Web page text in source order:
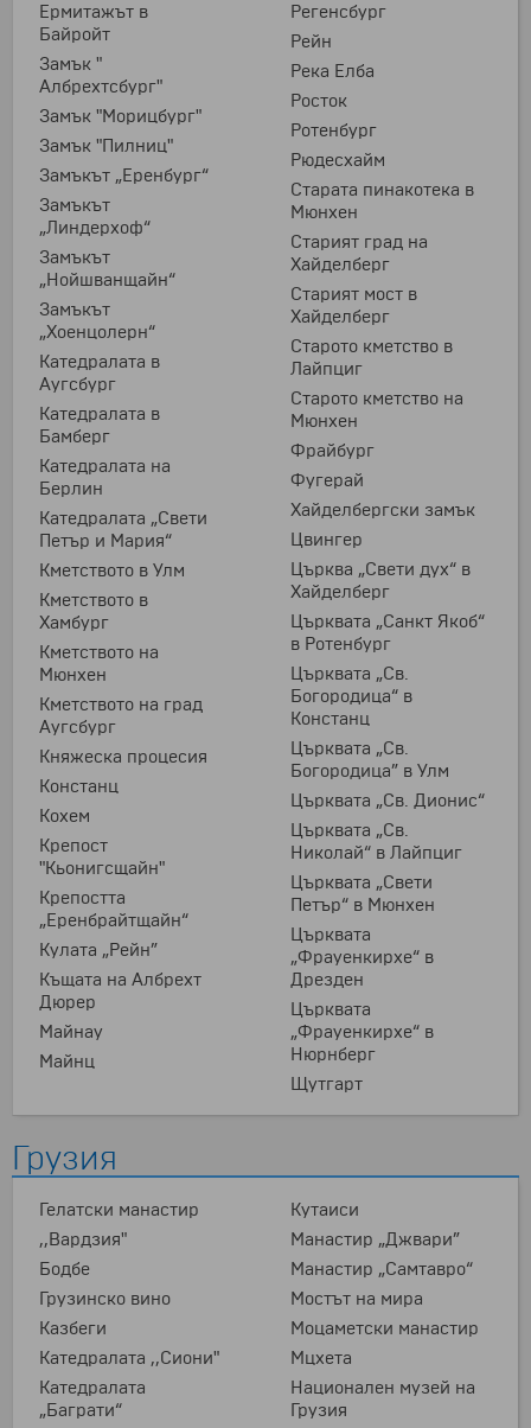
Ермитажът в
Байройт
Замък "
Албрехтсбург"
Замък "Морицбург"
Замък "Пилниц"
Замъкът „Еренбург“
Замъкът
„Линдерхоф“
Замъкът
„Нойшванщайн“
Замъкът
„Хоенцолерн“
Катедралата в
Аугсбург
Катедралата в
Бамберг
Катедралата на
Берлин
Катедралата „Свети
Петър и Мария“
Кметството в Улм
Кметството в
Хамбург
Кметството на
Мюнхен
Кметството на град
Аугсбург
Княжеска процесия
Констанц
Кохем
Крепост
"Кьонигсщайн"
Крепостта
„Еренбрайтщайн“
Кулата „Рейн”
Къщата на Албрехт
Дюрер
Майнау
Майнц
Регенсбург
Рейн
Река Елба
Росток
Ротенбург
Рюдесхайм
Старата пинакотека в
Мюнхен
Старият град на
Хайделберг
Старият мост в
Хайделберг
Старото кметство в
Лайпциг
Старото кметство на
Мюнхен
Фрайбург
Фугерай
Хайделбергски замък
Цвингер
Църква „Свети дух“ в
Хайделберг
Църквата „Санкт Якоб“
в Ротенбург
Църквата „Св.
Богородица“ в
Констанц
Църквата „Св.
Богородица” в Улм
Църквата „Св. Дионис“
Църквата „Св.
Николай“ в Лайпциг
Църквата „Свети
Петър“ в Мюнхен
Църквата
„Фрауенкирхе“ в
Дрезден
Църквата
„Фрауенкирхе“ в
Нюрнберг
Щутгарт
Грузия
Гелатски манастир
,,Вардзия"
Бодбе
Грузинско вино
Казбеги
Катедралата ,,Сиони"
Катедралата
„Баграти“
Кутаиси
Манастир „Джвари”
Манастир „Самтавро“
Мостът на мира
Моцаметски манастир
Мцхета
Национален музей на
Грузия